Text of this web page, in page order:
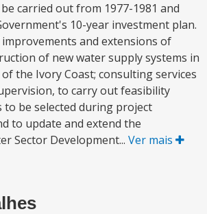
carried out from 1977-1981 and
10-year investment plan.
and extensions of
of new water supply systems in
the Ivory Coast; consulting services
to carry out feasibility
be selected during project
to update and extend the
Sector Development... Ver mais